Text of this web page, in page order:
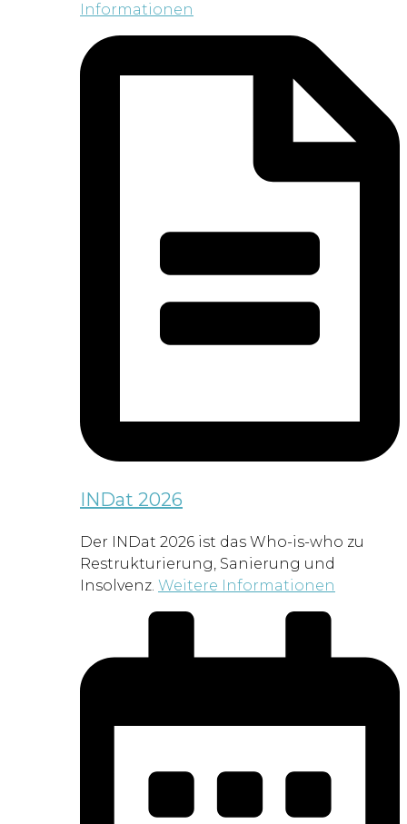
Informationen
INDat 2026
Der INDat 2026 ist das Who-is-who zu
Restrukturierung, Sanierung und
Insolvenz. Weitere Informationen